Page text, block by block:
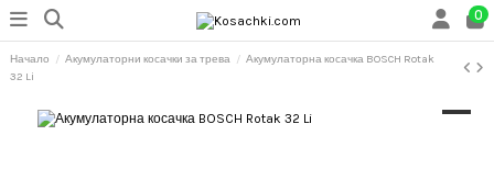
0
Начало Акумулаторни косачки за трева
Акумулаторна косачка BOSCH Rotak
32 Li